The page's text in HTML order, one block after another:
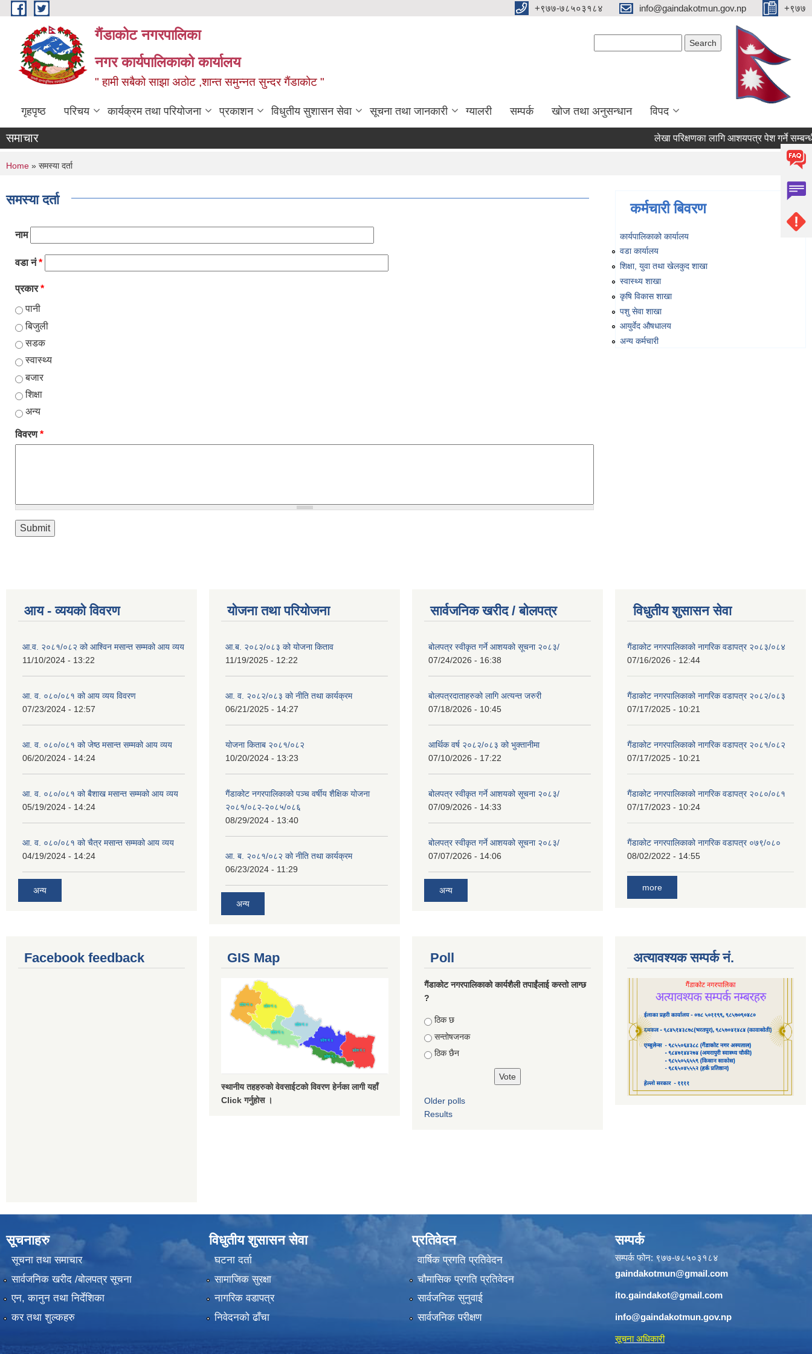
Skip to main content +९७७-७८५०३१८४ info@gaindakotmun.gov.np +९७७
गैंडाकोट नगरपालिका
नगर कार्यपालिकाको कार्यालय
" हामी सबैको साझा अठोट ,शान्त समुन्नत सुन्दर गैंडाकोट "
गृहपृष्ठ परिचय कार्यक्रम तथा परियोजना प्रकाशन विधुतीय सुशासन सेवा सूचना तथा जानकारी ग्यालरी सम्पर्क खोज तथा अनुसन्धान विपद
समाचार लेखा परिक्षणका लागि आशयपत्र पेश गर्ने सम्बन्धी
You are here
Home » समस्या दर्ता
समस्या दर्ता
नाम
वडा नं*
प्रकार*
पानी
बिजुली
सडक
स्वास्थ्य
बजार
शिक्षा
अन्य
विवरण*
कर्मचारी बिवरण
कार्यपालिकाको कार्यालय
वडा कार्यालय
शिक्षा, युवा तथा खेलकुद शाखा
स्वास्थ्य शाखा
कृषि विकास शाखा
पशु सेवा शाखा
आयुर्वेद औषधालय
अन्य कर्मचारी
आय - व्ययको विवरण
आ.व. २०८१/०८२ को आश्विन मसान्त सम्मको आय व्यय
11/10/2024 - 13:22
आ. व. ०८०/०८१ को आय व्यय विवरण
07/23/2024 - 12:57
आ. व. ०८०/०८१ को जेष्ठ मसान्त सम्मको आय व्यय
06/20/2024 - 14:24
आ. व. ०८०/०८१ को बैशाख मसान्त सम्मको आय व्यय
05/19/2024 - 14:24
आ. व. ०८०/०८१ को चैत्र मसान्त सम्मको आय व्यय
04/19/2024 - 14:24
अन्य
योजना तथा परियोजना
आ.ब. २०८२/०८३ को योजना किताव
11/19/2025 - 12:22
आ. व. २०८२/०८३ को नीति तथा कार्यक्रम
06/21/2025 - 14:27
योजना किताब २०८१/०८२
10/20/2024 - 13:23
गैंडाकोट नगरपालिकाको पञ्च वर्षीय शैक्षिक योजना
२०८१/०८२-२०८५/०८६
08/29/2024 - 13:40
आ. ब. २०८१/०८२ को नीति तथा कार्यक्रम
06/23/2024 - 11:29
अन्य
सार्वजनिक खरीद / बोलपत्र
बोलपत्र स्वीकृत गर्ने आशयको सूचना २०८३/
07/24/2026 - 16:38
बोलपत्रदाताहरुको लागि अत्यन्त जरुरी
07/18/2026 - 10:45
आर्थिक वर्ष २०८२/०८३ को भुक्तानीमा
07/10/2026 - 17:22
बोलपत्र स्वीकृत गर्ने आशयको सूचना २०८३/
07/09/2026 - 14:33
बोलपत्र स्वीकृत गर्ने आशयको सूचना २०८३/
07/07/2026 - 14:06
अन्य
विधुतीय शुसासन सेवा
गैंडाकोट नगरपालिकाको नागरिक वडापत्र २०८३/०८४
07/16/2026 - 12:44
गैंडाकोट नगरपालिकाको नागरिक वडापत्र २०८२/०८३
07/17/2025 - 10:21
गैंडाकोट नगरपालिकाको नागरिक वडापत्र २०८१/०८२
07/17/2025 - 10:21
गैंडाकोट नगरपालिकाको नागरिक वडापत्र २०८०/०८१
07/17/2023 - 10:24
गैंडाकोट नगरपालिकाको नागरिक वडापत्र ०७९/०८०
08/02/2022 - 14:55
more
Facebook feedback GIS Map
स्थानीय तहहरुको वेवसाईटको विवरण हेर्नका लागी यहाँ
Click गर्नुहोस ।
Poll
गैंडाकोट नगरपालिकाको कार्यशैली तपाईंलाई कस्तो लाग्छ
?
Choices
ठिक छ
सन्तोषजनक
ठिक छैन
Older polls
Results
अत्यावश्यक सम्पर्क नं.
सूचनाहरु
सूचना तथा समाचार
सार्वजनिक खरीद /बोलपत्र सूचना
एन, कानुन तथा निर्देशिका
कर तथा शुल्कहरु
विधुतीय शुसासन सेवा
घटना दर्ता
सामाजिक सुरक्षा
नागरिक वडापत्र
निवेदनको ढाँचा
प्रतिवेदन
वार्षिक प्रगति प्रतिवेदन
चौमासिक प्रगति प्रतिवेदन
सार्वजनिक सुनुवाई
सार्वजनिक परीक्षण
सम्पर्क
सम्पर्क फोन: ९७७-७८५०३१८४
gaindakotmun@gmail.com
ito.gaindakot@gmail.com
info@gaindakotmun.gov.np
सूचना अधिकारी